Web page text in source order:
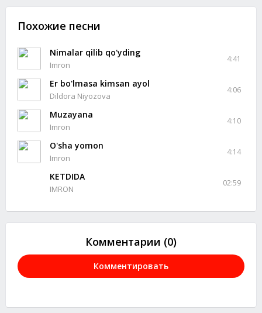
Похожие песни
Nimalar qilib qo'yding
Imron
4:41
Er bo'lmasa kimsan ayol
Dildora Niyozova
4:06
Muzayana
Imron
4:10
O'sha yomon
Imron
4:14
KETDIDA
IMRON
02:59
Комментарии (0)
Комментировать